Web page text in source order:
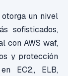
otorga un nivel
sofisticados,
con AWS waf,
y protección
EC2,, ELB,